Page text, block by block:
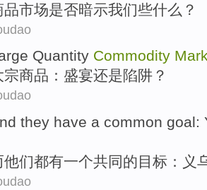
品市场是否暗示我们些什么 ？
Quantity Commodity
宗商品： 盛宴还是陷阱？
they have a common goal:
他们都有一个共同的目标 ： 义